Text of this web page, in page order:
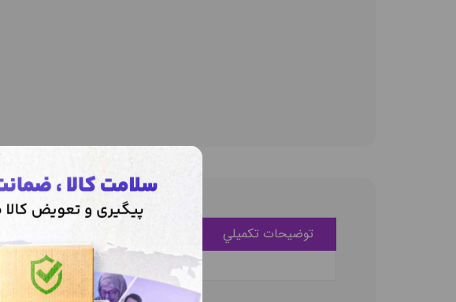
توضيحات تکميلي